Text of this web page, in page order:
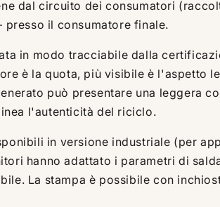
dal circuito dei consumatori
il consumatore finale.
in modo tracciabile dalla
è la quota, più visibile è l'aspetto
può presentare una leggera
l'autenticità del riciclo.
in versione industriale (per
hanno adattato i parametri di
La stampa è possibile con